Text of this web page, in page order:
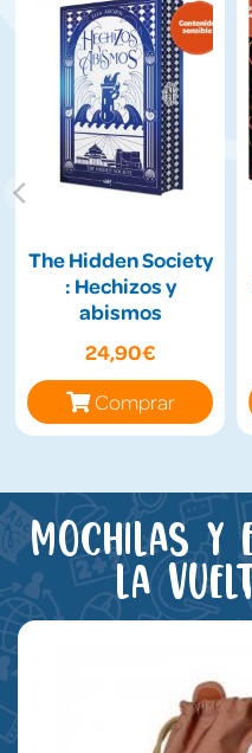
The Hidden Society
: Hechizos y
abismos
24,90€
Comprar
Mochilas y
la